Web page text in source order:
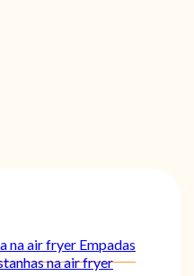
na air fryer Empadas
na air fryer